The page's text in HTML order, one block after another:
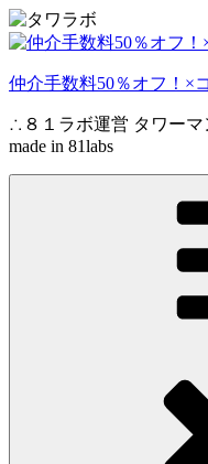
コ
ン
ン
へ
ス
キ
仲介手数料50％オフ！×
∴８１ラボ運営 タワー
made in 81labs